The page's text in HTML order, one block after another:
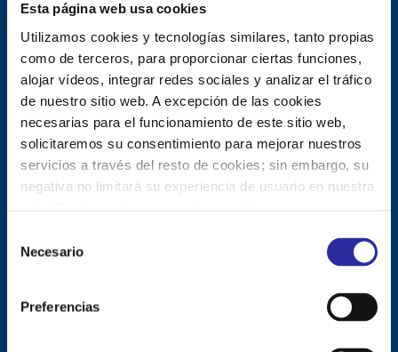
Esta página web usa cookies
Utilizamos cookies y tecnologías similares, tanto propias
como de terceros, para proporcionar ciertas funciones,
alojar vídeos, integrar redes sociales y analizar el tráfico
de nuestro sitio web. A excepción de las cookies
necesarias para el funcionamiento de este sitio web,
solicitaremos su consentimiento para mejorar nuestros
servicios a través del resto de cookies; sin embargo, su
negativa no limitará su experiencia de usuario en nuestra
más información, puede consultar nuestra
Política de
Necesario
Preferencias
MANTENIMIENTO DE LAS CAPACIDADES
COGNITIVAS
TERAPIA OCUPACIONAL PARA LA RECUPERACIÓN
DE LA AUTONOMÍA EN LAS ACTIVIDADES BÁSICAS
FISIOTERAPIA Y REHABILITACIÓN
ATENCIÓN EN PROCESOS DE CONVALECENCIA
DIETISTA / NUTRICIONISTA
CUIDADOS PALIATIVOS
PODOLOGÍA